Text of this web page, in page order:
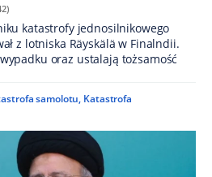
katastrofy jednosilnikowego
z lotniska Räyskälä w Finalndii.
oraz ustalają tożsamość
samolotu, Katastrofa